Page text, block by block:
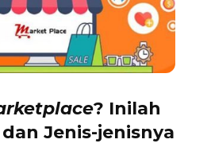
? Inilah
Jenis-jenisnya